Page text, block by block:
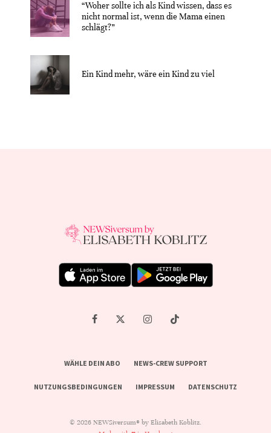
“Woher sollte ich als Kind wissen, dass es
nicht normal ist, wenn die Mama einen
schlägt?”
Ein Kind mehr, wäre ein Kind zu viel
WÄHLE DEIN ABO NEWS-CREW SUPPORT
NUTZUNGSBEDINGUNGEN IMPRESSUM DATENSCHUTZ
© 2026 NEWSiversum® by Elisabeth Koblitz.